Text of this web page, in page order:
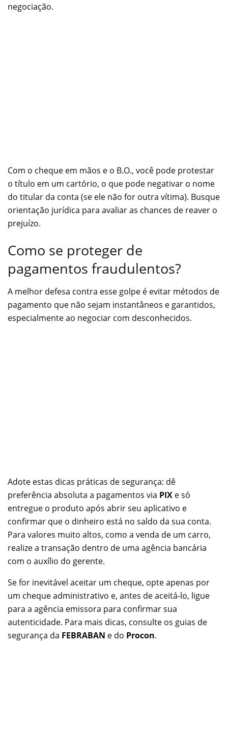
negociação.
Com o cheque em mãos e o B.O., você pode protestar
o título em um cartório, o que pode negativar o nome
do titular da conta (se ele não for outra vítima). Busque
orientação jurídica para avaliar as chances de reaver o
prejuízo.
Como se proteger de
pagamentos fraudulentos?
A melhor defesa contra esse golpe é evitar métodos de
pagamento que não sejam instantâneos e garantidos,
especialmente ao negociar com desconhecidos.
Adote estas dicas práticas de segurança: dê
preferência absoluta a pagamentos via PIX e só
entregue o produto após abrir seu aplicativo e
confirmar que o dinheiro está no saldo da sua conta.
Para valores muito altos, como a venda de um carro,
realize a transação dentro de uma agência bancária
com o auxílio do gerente.
Se for inevitável aceitar um cheque, opte apenas por
um cheque administrativo e, antes de aceitá-lo, ligue
para a agência emissora para confirmar sua
autenticidade. Para mais dicas, consulte os guias de
segurança da FEBRABAN e do Procon.